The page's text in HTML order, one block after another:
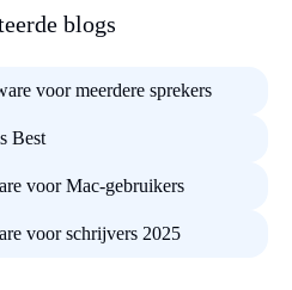
blogs
voor meerdere sprekers
Best
voor Mac-gebruikers
voor schrijvers 2025